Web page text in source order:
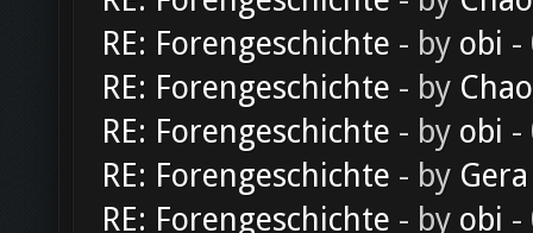
RE: Forengeschichte - by obi -
RE: Forengeschichte - by
RE: Forengeschichte - by obi -
RE: Forengeschichte - by Gera
RE: Forengeschichte - by obi -